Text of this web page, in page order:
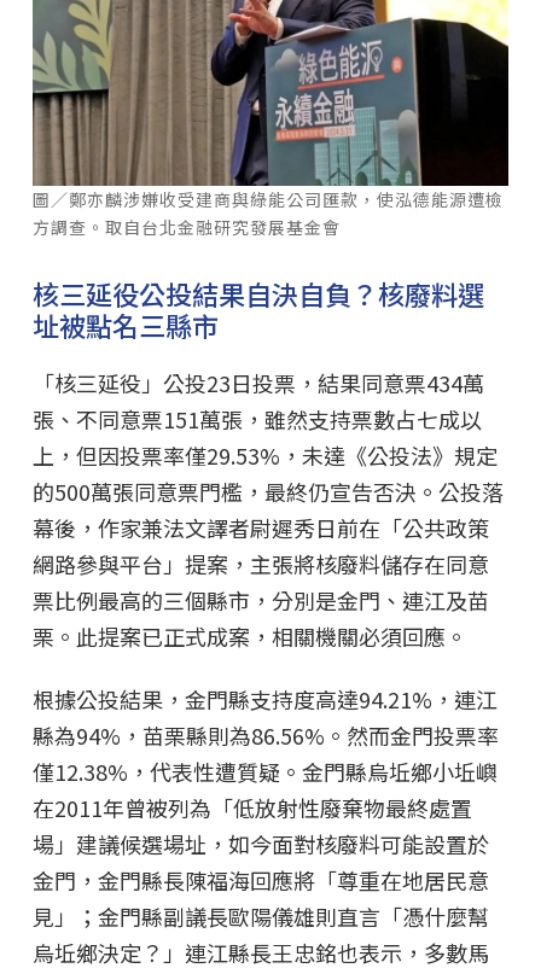
圖／鄭亦麟涉嫌收受建商與綠能公司匯款，使泓德能源遭檢
方調查。取自台北金融研究發展基金會
核三延役公投結果自決自負？核廢料選
址被點名三縣市
「核三延役」公投23日投票，結果同意票434萬
張、不同意票151萬張，雖然支持票數占七成以
上，但因投票率僅29.53%，未達《公投法》規定
的500萬張同意票門檻，最終仍宣告否決。公投落
幕後，作家兼法文譯者尉遲秀日前在「公共政策
網路參與平台」提案，主張將核廢料儲存在同意
票比例最高的三個縣市，分別是金門、連江及苗
栗。此提案已正式成案，相關機關必須回應。
根據公投結果，金門縣支持度高達94.21%，連江
縣為94%，苗栗縣則為86.56%。然而金門投票率
僅12.38%，代表性遭質疑。金門縣烏坵鄉小坵嶼
在2011年曾被列為「低放射性廢棄物最終處置
場」建議候選場址，如今面對核廢料可能設置於
金門，金門縣長陳福海回應將「尊重在地居民意
見」；金門縣副議長歐陽儀雄則直言「憑什麼幫
烏坵鄉決定？」連江縣長王忠銘也表示，多數馬